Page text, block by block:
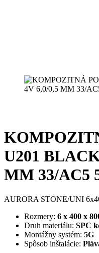
U201
MM 33/AC5
AURORA STONE/UNI
Rozmery: 6 x 400 x
Druh materiálu: SPC
Montážny systém: 5G
Spôsob inštalácie: